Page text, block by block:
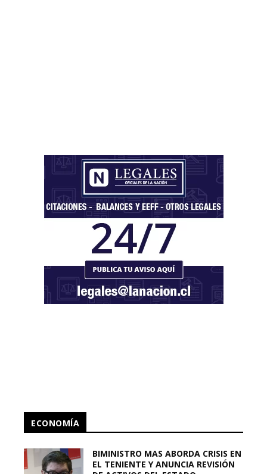
ECONOMÍA
BIMINISTRO MAS ABORDA CRISIS EN
EL TENIENTE Y ANUNCIA REVISIÓN